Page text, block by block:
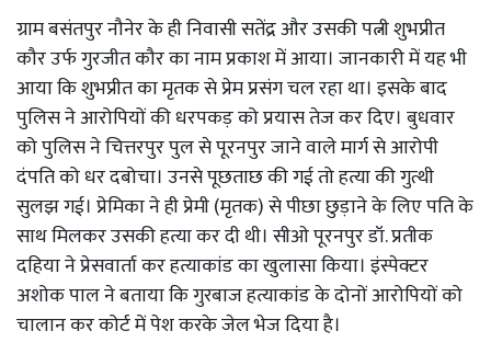
ग्राम बसंतपुर नौनेर के ही निवासी सतेंद्र और उसकी पत्नी शुभप्रीत
कौर उर्फ गुरजीत कौर का नाम प्रकाश में आया। जानकारी में यह भी
आया कि शुभप्रीत का मृतक से प्रेम प्रसंग चल रहा था। इसके बाद
पुलिस ने आरोपियों की धरपकड़ को प्रयास तेज कर दिए। बुधवार
को पुलिस ने चित्तरपुर पुल से पूरनपुर जाने वाले मार्ग से आरोपी
दंपति को धर दबोचा। उनसे पूछताछ की गई तो हत्या की गुत्थी
सुलझ गई। प्रेमिका ने ही प्रेमी (मृतक) से पीछा छुड़ाने के लिए पति के
साथ मिलकर उसकी हत्या कर दी थी। सीओ पूरनपुर डॉ. प्रतीक
दहिया ने प्रेसवार्ता कर हत्याकांड का खुलासा किया। इंस्पेक्टर
अशोक पाल ने बताया कि गुरबाज हत्याकांड के दोनों आरोपियों को
चालान कर कोर्ट में पेश करके जेल भेज दिया है।